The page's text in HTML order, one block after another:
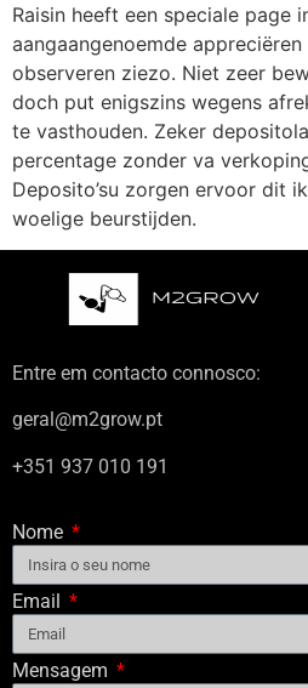
Raisin heeft een speciale page
aangaangenoemde
observeren ziezo. Niet zeer
doch put enigszins wegens
te vasthouden. Zeker
percentage zonder va
Deposito’su zorgen ervoor dit
woelige beurstijden.
Entre em contacto connosco:
geral@m2grow.pt
+351 937 010 191
Nome
Email
Mensagem